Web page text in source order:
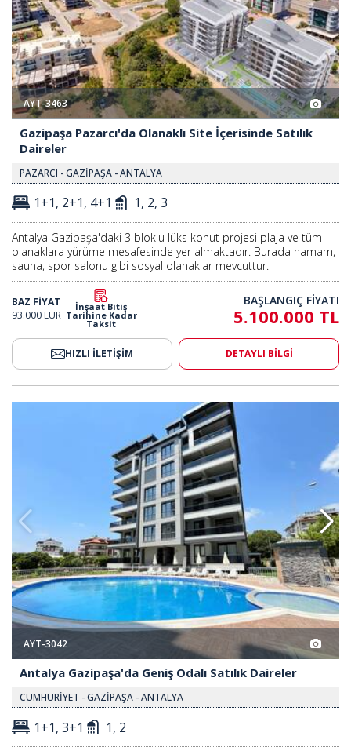
AYT-3463
Gazipaşa Pazarcı'da Olanaklı Site İçerisinde Satılık
Daireler
PAZARCI - GAZİPAŞA - ANTALYA
1+1, 2+1, 4+1 1, 2, 3
Antalya Gazipaşa'daki 3 bloklu lüks konut projesi plaja ve tüm
olanaklara yürüme mesafesinde yer almaktadır. Burada hamam,
sauna, spor salonu gibi sosyal olanaklar mevcuttur.
BAZ FİYAT
93.000 EUR
İnşaat Bitiş
Tarihine Kadar
Taksit
BAŞLANGIÇ FİYATI
5.100.000 TL
HIZLI İLETİŞİM DETAYLI BİLGİ
Antalya Gazipaşa'da Geniş
AYT-3042
Antalya Gazipaşa'da Geniş Odalı Satılık Daireler
CUMHURİYET - GAZİPAŞA - ANTALYA
1+1, 3+1 1, 2